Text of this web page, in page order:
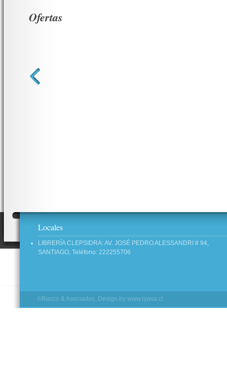
Ofertas
Locales
LIBRERÍA CLEPSIDRA: AV. JOSÉ PEDRO ALESSANDRI # 94,
SANTIAGO, Teléfono: 222255706
©Rocco & Asociados. Design by www.ryasa.cl